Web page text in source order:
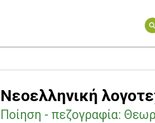
Νεοελληνική
Ποίηση - πεζογραφία: